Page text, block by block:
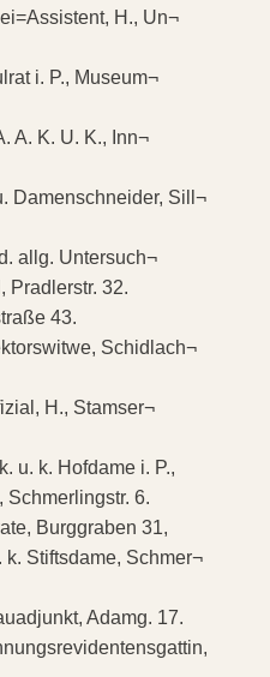
H., Un¬
i. P., Museum¬
A. K. U. K., Inn¬
Damenschneider, Sill¬
allg. Untersuch¬
Pradlerstr. 32.
43.
Schidlach¬
H., Stamser¬
u. k. Hofdame i. P.,
Schmerlingstr. 6.
Burggraben 31,
k. Stiftsdame, Schmer¬
Adamg. 17.